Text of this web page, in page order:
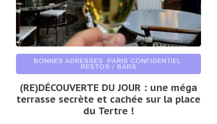
BONNES ADRESSES PARIS CONFIDENTIEL
RESTOS / BARS
(RE)DÉCOUVERTE DU JOUR : une méga
terrasse secrète et cachée sur la place
du Tertre !